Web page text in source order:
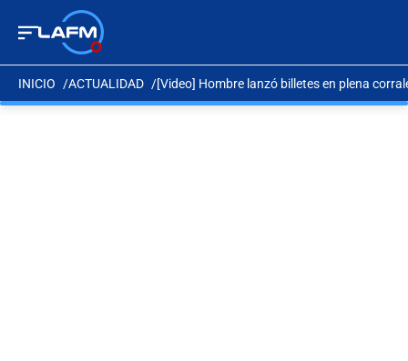
INICIO ACTUALIDAD [Video] Hombre lanzó billetes en plena